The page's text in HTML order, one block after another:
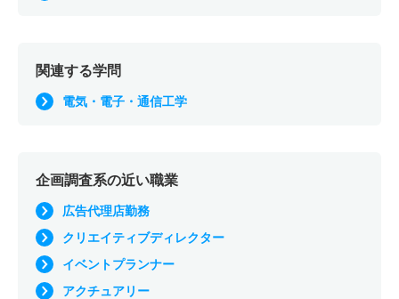
関連する学問
電気・電子・通信工学
企画調査系の近い職業
広告代理店勤務
クリエイティブディレクター
イベントプランナー
アクチュアリー